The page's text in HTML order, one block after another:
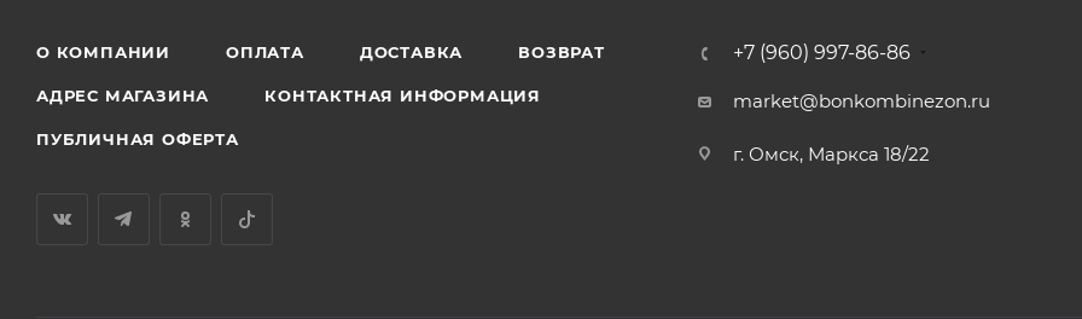
О КОМПАНИИ ОПЛАТА ДОСТАВКА ВОЗВРАТ
АДРЕС МАГАЗИНА КОНТАКТНАЯ ИНФОРМАЦИЯ
ПУБЛИЧНАЯ ОФЕРТА
+7 (960) 997-86-86
market@bonkombinezon.ru
г. Омск, Маркса 18/22